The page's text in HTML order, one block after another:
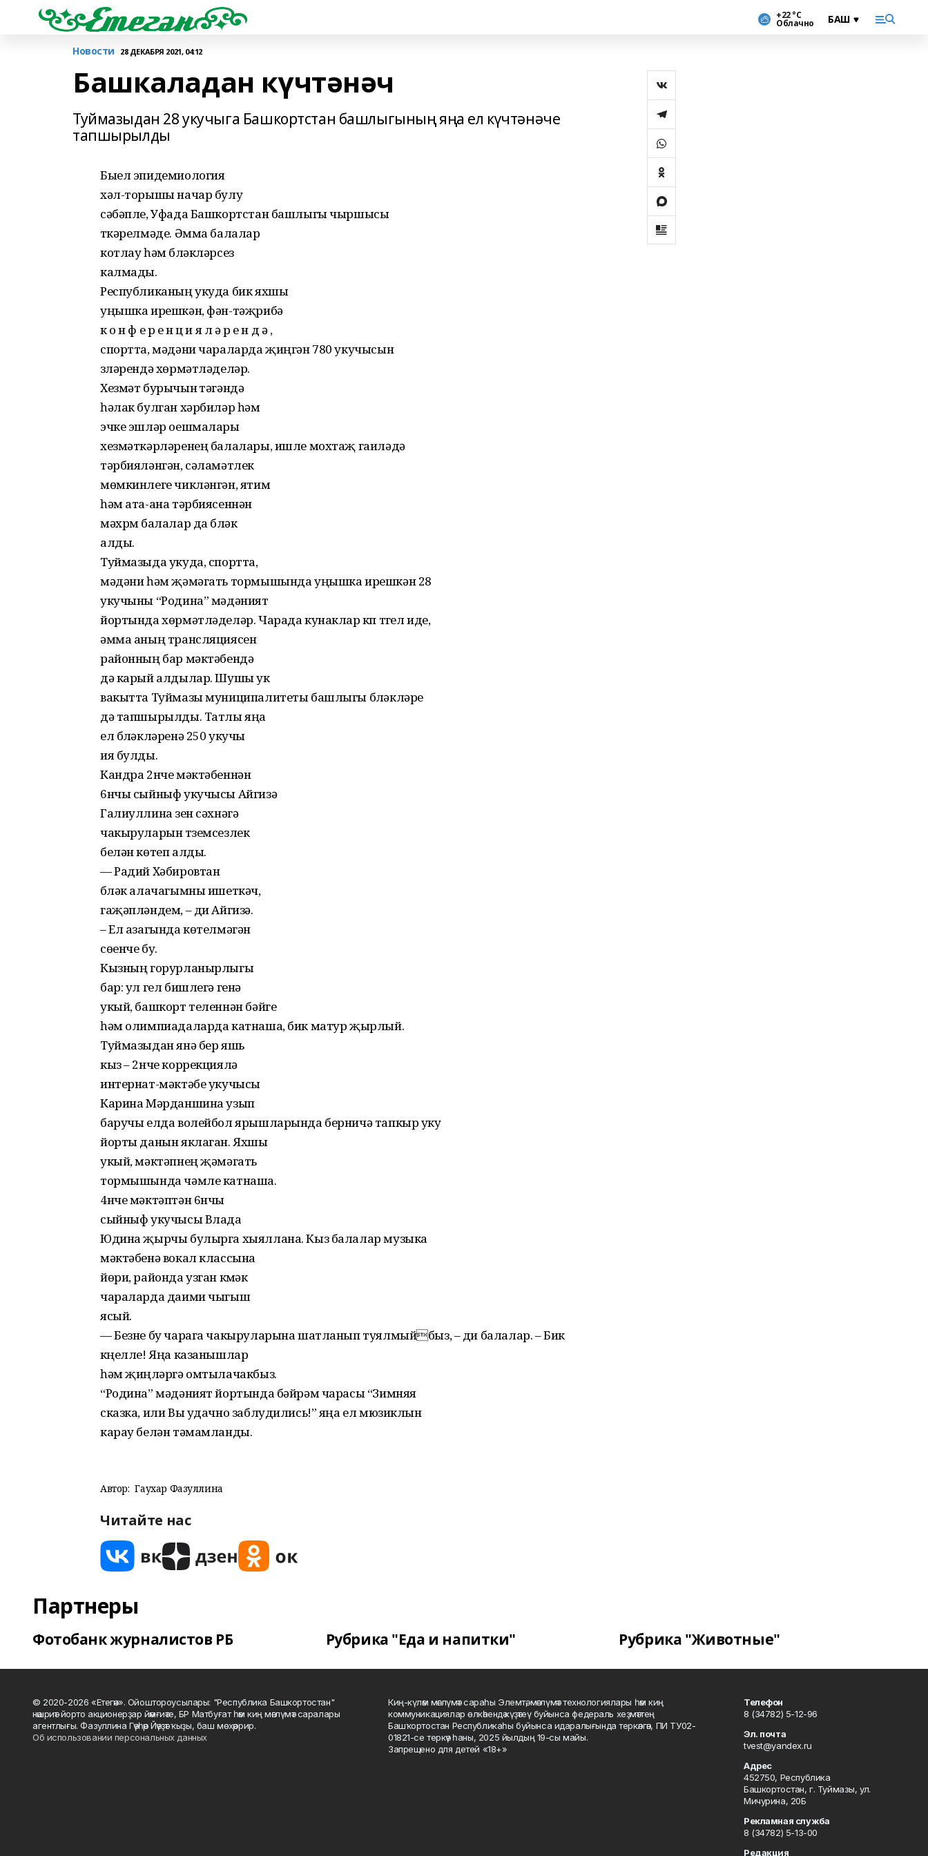
+22 °С
Облачно
Новости 28 ДЕКАБРЯ 2021, 04:12
Башкаладан күчтәнәч
Туймазыдан 28 укучыга Башкортстан башлыгының яңа ел күчтәнәче
тапшырылды
Быел эпидемиология
хəл-торышы начар булу
сəбəпле, Уфада Башкортстан башлыгы чыршысы
үткəрелмəде. Əмма балалар
котлау һəм бүлəклəрсез
калмады.
Республиканың укуда бик яхшы
уңышка ирешкəн, фəн-тəҗрибə
к о н ф е р е н ц и я л ə р е н д ə ,
спортта, мəдəни чараларда җиңгəн 780 укучысын
үзлəрендə хөрмəтлəделəр.
Хезмəт бурычын үтəгəндə
һəлак булган хəрбилəр һəм
эчке эшлəр оешмалары
хезмəткəрлəренең балалары, ишле мохтаҗ гаилəдə
тəрбиялəнгəн, сəламəтлек
мөмкинлеге чиклəнгəн, ятим
һəм ата-ана тəрбиясеннəн
мəхрүм балалар да бүлəк
алды.
Туймазыда укуда, спортта,
мəдəни һəм җəмəгать тормышында уңышка ирешкəн 28
укучыны “Родина” мəдəният
йортында хөрмəтлəделəр. Чарада кунаклар күп түгел иде,
əмма аның трансляциясен
районның бар мəктəбендə
дə карый алдылар. Шушы ук
вакытта Туймазы муниципалитеты башлыгы бүлəклəре
дə тапшырылды. Татлы яңа
ел бүлəклəренə 250 укучы
ия булды.
Кандра 2нче мəктəбеннəн
6нчы сыйныф укучысы Айгизə
Галиуллина үзен сəхнəгə
чакыруларын түземсезлек
белəн көтеп алды.
— Радий Хəбировтан
бүлəк алачагымны ишеткəч,
гаҗəплəндем, – ди Айгизə.
– Ел азагында көтелмəгəн
сөенче бу.
Кызның горурланырлыгы
бар: ул гел бишлегə генə
укый, башкорт теленнəн бəйге
һəм олимпиадаларда катнаша, бик матур җырлый.
Туймазыдан янə бер яшь
кыз – 2нче коррекциялəү
интернат-мəктəбе укучысы
Карина Мəрданшина узып
баручы елда волейбол ярышларында берничə тапкыр уку
йорты данын яклаган. Яхшы
укый, мəктəпнең җəмəгать
тормышында чəмле катнаша.
4нче мəктəптəн 6нчы
сыйныф укучысы Влада
Юдина җырчы булырга хыяллана. Кыз балалар музыка
мəктəбенə вокал классына
йөри, районда узган күмəк
чараларда даими чыгыш
ясый.
— Безне бу чарага чакыруларына шатланып туялмыйбыз, – ди балалар. – Бик
күңелле! Яңа казанышлар
һəм җиңүлəргə омтылачакбыз.
“Родина” мəдəният йортында бəйрəм чарасы “Зимняя
сказка, или Вы удачно заблудились!” яңа ел мюзиклын
карау белəн тəмамланды.
Автор: Гаухар Фазуллина
Читайте нас
Партнеры
Фотобанк журналистов РБ Рубрика "Еда и напитки" Рубрика "Животные"
© 2020-2026 «Етегән». Ойоштороусылары: "Республика Башкортостан"
нәшриәт йорто акционерҙар йәмғиәте, БР Матбуғат һәм киң мәғлүмәт саралары
агентлығы. Фазуллина Гәүһәр Йәүҙәт ҡыҙы, баш мөхәррир.
Об использовании персональных данных
Киң-күләм мәғлүмәт сараһы Элемтә, мәғлүмәт технологиялары һәм киң
коммуникациялар өлкәһендә күҙәтеү буйынса федераль хеҙмәттең
Башҡортостан Республикаһы буйынса идаралығында теркәлгән, ПИ ТУ02-
01821-се теркәү һаны, 2025 йылдың 19-сы майы.
Запрещено для детей «18+»
Телефон
8 (34782) 5-12-96
Эл. почта
tvest@yandex.ru
Адрес
452750, Республика
Башкортостан, г. Туймазы, ул.
Мичурина, 20Б
Рекламная служба
8 (34782) 5-13-00
Редакция